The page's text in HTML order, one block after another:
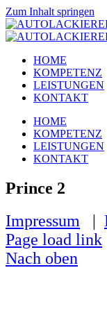
Zum Inhalt springen
HOME
KOMPETENZ
LEISTUNGEN
KONTAKT
HOME
KOMPETENZ
LEISTUNGEN
KONTAKT
Prince 2
Impressum |
Page load link
Nach oben